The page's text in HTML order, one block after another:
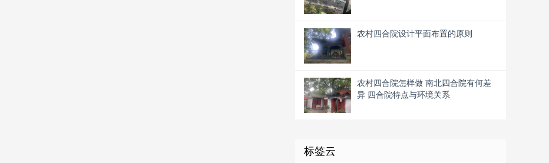
农村四合院设计平面布置的原则
农村四合院怎样做 南北四合院有何差
异 四合院特点与环境关系
标签云